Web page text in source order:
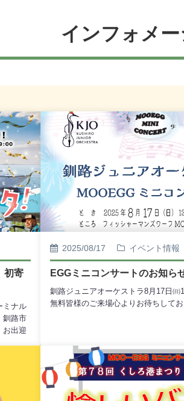
インフォメ
初寄
ミナル
路市
出迎
2025/08/17 イベント情報
EGGミニコンサートのお知ら
釧路ジュニアオーケストラ8月17日
無料皆様のご来場心よりお待ちしてお